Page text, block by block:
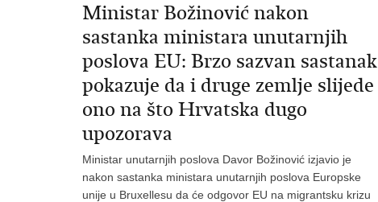
Ministar Božinović nakon
sastanka ministara unutarnjih
poslova EU: Brzo sazvan sastanak
pokazuje da i druge zemlje slijede
ono na što Hrvatska dugo
upozorava
Ministar unutarnjih poslova Davor Božinović izjavio je
nakon sastanka ministara unutarnjih poslova Europske
unije u Bruxellesu da će odgovor EU na migrantsku krizu